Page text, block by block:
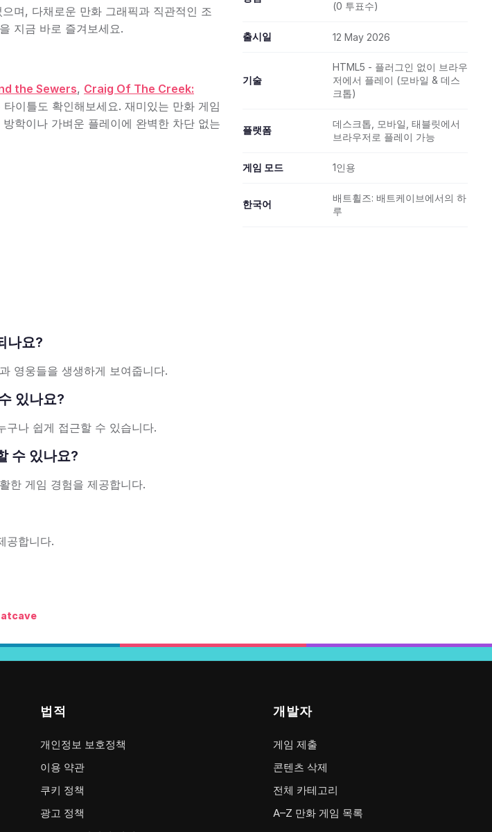
며, 다채로운 만화 그래픽과 직관적인 조
지금 바로 즐겨보세요.
the Sewers, Craig Of The Creek:
이틀도 확인해보세요. 재미있는 만화 게임
학이나 가벼운 플레이에 완벽한 차단 없는
나요?
영웅들을 생생하게 보여줍니다.
있나요?
구나 쉽게 접근할 수 있습니다.
수 있나요?
한 게임 경험을 제공합니다.
공합니다.
(0 투표수)
출시일 12 May 2026
기술
HTML5 - 플러그인 없이 브라우
저에서 플레이 (모바일 & 데스
크톱)
플랫폼
데스크톱, 모바일, 태블릿에서
브라우저로 플레이 가능
게임 모드 1인용
한국어
배트휠즈: 배트케이브에서의 하
루
법적
개인정보 보호정책
이용 약관
쿠키 정책
광고 정책
개발자
게임 제출
콘텐츠 삭제
전체 카테고리
A–Z 만화 게임 목록